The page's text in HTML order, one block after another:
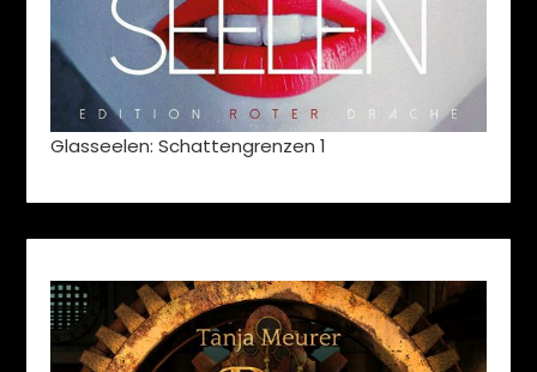
Glasseelen: Schattengrenzen 1